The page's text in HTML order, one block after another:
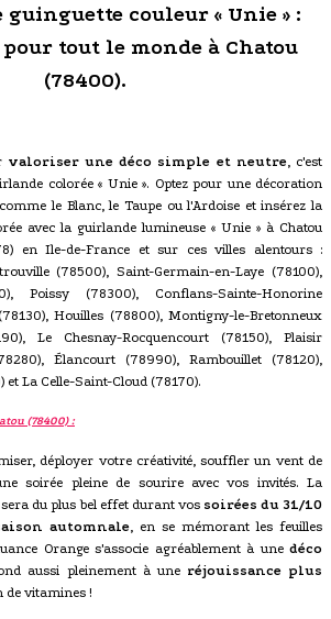
couleur « Unie » :
tout le monde à Chatou
(78400).
valoriser une déco simple et neutre, c'est
colorée « Unie ». Optez pour une décoration
le Blanc, le Taupe ou l'Ardoise et insérez la
avec la guirlande lumineuse « Unie » à Chatou
en Ile-de-France et sur ces villes alentours :
(78500), Saint-Germain-en-Laye (78100),
Poissy (78300), Conflans-Sainte-Honorine
Houilles (78800), Montigny-le-Bretonneux
Le Chesnay-Rocquencourt (78150), Plaisir
Élancourt (78990), Rambouillet (78120),
La Celle-Saint-Cloud (78170).
(78400) :
déployer votre créativité, souffler un vent de
soirée pleine de sourire avec vos invités. La
sera du plus bel effet durant vos soirées du 31/10
automnale, en se mémorant les feuilles
Orange s'associe agréablement à une déco
aussi pleinement à une réjouissance plus
vitamines !